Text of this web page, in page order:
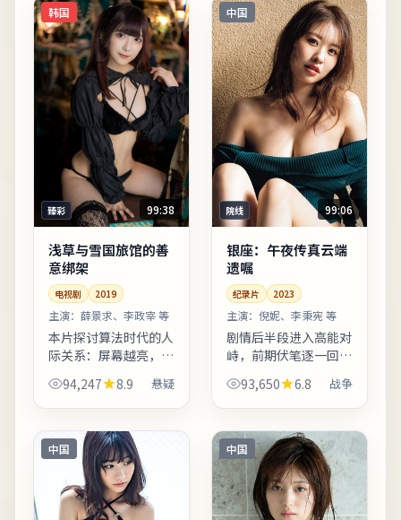
韩国
臻彩 99:38
浅草与雪国旅馆的善
意绑架
电视剧 2019
主演： 薛景求、李政宰 等
本片探讨算法时代的人
际关系：屏幕越亮，误
解越深。影片后半段反
转并非单纯惊吓，而是
变。适合喜欢细腻叙事
与现实质感的观众；若
追求纯...
94,247 8.9 悬疑
中国
院线 99:06
银座：午夜传真云端
遗嘱
纪录片 2023
主演： 倪妮、李秉宪 等
剧情后半段进入高能对
峙，前期伏笔逐一回
收，观感紧凑。台词较
少堆砌口号，更多用具
冲突。片尾字幕包含幕
后花絮名单，影迷可向
幕后岗...
93,650 6.8 战争
中国 中国